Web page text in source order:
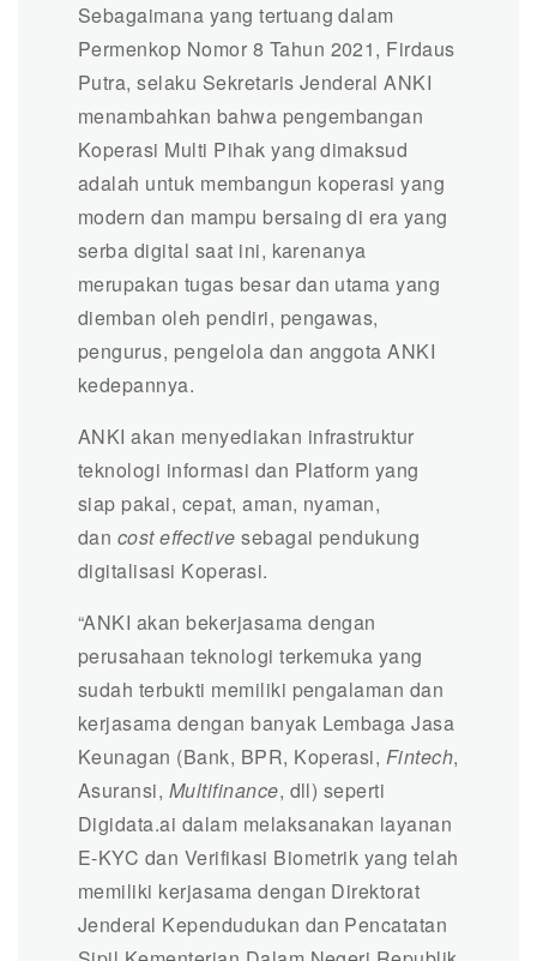
Sebagaimana yang tertuang dalam
Permenkop Nomor 8 Tahun 2021, Firdaus
Putra, selaku Sekretaris Jenderal ANKI
menambahkan bahwa pengembangan
Koperasi Multi Pihak yang dimaksud
adalah untuk membangun koperasi yang
modern dan mampu bersaing di era yang
serba digital saat ini, karenanya
merupakan tugas besar dan utama yang
diemban oleh pendiri, pengawas,
pengurus, pengelola dan anggota ANKI
kedepannya.
ANKI akan menyediakan infrastruktur
teknologi informasi dan Platform yang
siap pakai, cepat, aman, nyaman,
dan cost effective sebagai pendukung
digitalisasi Koperasi.
“ANKI akan bekerjasama dengan
perusahaan teknologi terkemuka yang
sudah terbukti memiliki pengalaman dan
kerjasama dengan banyak Lembaga Jasa
Keunagan (Bank, BPR, Koperasi, Fintech,
Asuransi, Multifinance, dll) seperti
Digidata.ai dalam melaksanakan layanan
E-KYC dan Verifikasi Biometrik yang telah
memiliki kerjasama dengan Direktorat
Jenderal Kependudukan dan Pencatatan